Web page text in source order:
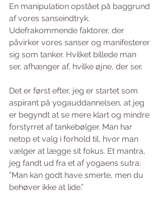
En manipulation opstået på baggrund
af vores sanseindtryk.
Udefrakommende faktorer, der
påvirker vores sanser og manifesterer
sig som tanker. Hvilket billede man
ser, afhænger af, hvilke øjne, der ser.
Det er først efter, jeg er startet som
aspirant på yogauddannelsen, at jeg
er begyndt at se mere klart og mindre
forstyrret af tankebølger. Man har
netop et valg i forhold til, hvor man
vælger at lægge sit fokus. Et mantra,
jeg fandt ud fra et af yogaens sutra:
”Man kan godt have smerte, men du
behøver ikke at lide.”